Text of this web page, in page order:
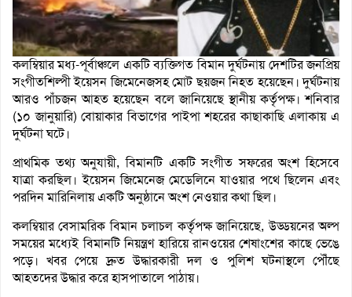
কলম্বিয়ার মধ্য-পূর্বাঞ্চলে একটি ব্যক্তিগত বিমান দুর্ঘটনায় দেশটির জনপ্রিয়
সংগীতশিল্পী ইয়েসন জিমেনেজসহ মোট ছয়জন নিহত হয়েছেন। দুর্ঘটনায়
আরও পাঁচজন আহত হয়েছেন বলে জানিয়েছে স্থানীয় কর্তৃপক্ষ। শনিবার
(১০ জানুয়ারি) বোয়াকার বিভাগের পাইপা শহরের কাছাকাছি এলাকায় এ
দুর্ঘটনা ঘটে।
প্রাথমিক তথ্য অনুযায়ী, বিমানটি একটি সংগীত সফরের অংশ হিসেবে
যাত্রা করছিল। ইয়েসন জিমেনেজ মেডেলিনে যাওয়ার পথে ছিলেন এবং
পরদিন মারিনিলায় একটি অনুষ্ঠানে অংশ নেওয়ার কথা ছিল।
কলম্বিয়ার বেসামরিক বিমান চলাচল কর্তৃপক্ষ জানিয়েছে, উড্ডয়নের অল্প
সময়ের মধ্যেই বিমানটি নিয়ন্ত্রণ হারিয়ে রানওয়ের শেষাংশের কাছে ভেঙে
পড়ে। খবর পেয়ে দ্রুত উদ্ধারকারী দল ও পুলিশ ঘটনাস্থলে পৌঁছে
আহতদের উদ্ধার করে হাসপাতালে পাঠায়।